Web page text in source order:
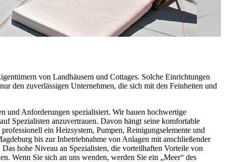
von Landhäusern und Cottages. Solche Einrichtungen
den zuverlässigen Unternehmen, die sich mit den Feinheiten und
und Anforderungen spezialisiert. Wir bauen hochwertige
Spezialisten anzuvertrauen. Davon hängt seine komfortable
ein Heizsystem, Pumpen, Reinigungselemente und
bis zur Inbetriebnahme von Anlagen mit anschließender
hohe Niveau an Spezialisten, die vorteilhaften Vorteile von
Wenn Sie sich an uns wenden, werden Sie ein „Meer“ des